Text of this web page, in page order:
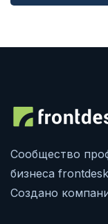
Сообщество
бизнеса
Создано